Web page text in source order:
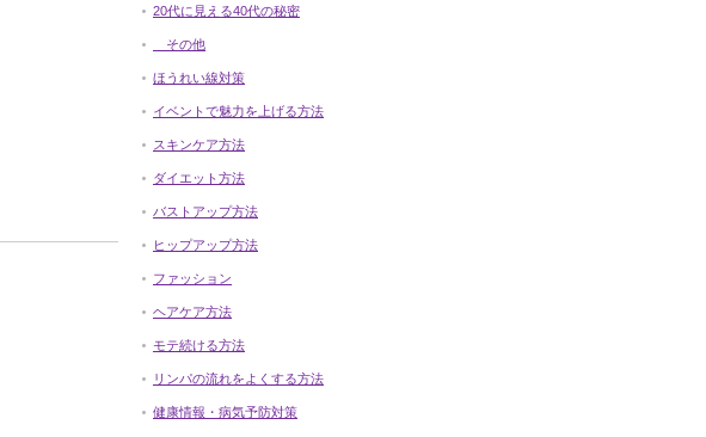
20代に見える40代の秘密
その他
ほうれい線対策
イベントで魅力を上げる方法
スキンケア方法
ダイエット方法
バストアップ方法
ヒップアップ方法
ファッション
ヘアケア方法
モテ続ける方法
リンパの流れをよくする方法
健康情報・病気予防対策